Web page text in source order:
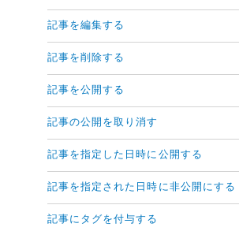
記事を編集する
記事を削除する
記事を公開する
記事の公開を取り消す
記事を指定した日時に公開する
記事を指定された日時に非公開にする
記事にタグを付与する